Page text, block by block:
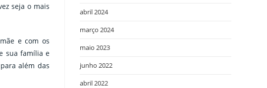
seja o mais
e com os
sua família e
além das
abril 2024
março 2024
maio 2023
junho 2022
abril 2022